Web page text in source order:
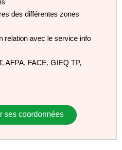
des différentes zones
relation avec le service info
AFPA, FACE, GIEQ TP,
ses coordonnées